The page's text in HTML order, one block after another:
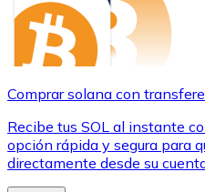
Comprar solana con
Recibe tus SOL al instante
opción rápida y segura para
directamente desde su